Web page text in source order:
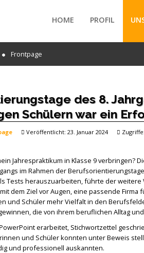
forte/vertex/responsive/
HOME PROFIL
Frontpage
des 8.
Schülern war ein
Veröffentlicht: 23. Januar 2024
Jahrespraktikum in Klasse 9 verbringen?
im Rahmen der
Tests herauszuarbeiten, führte der weitere
dem Ziel vor Augen, eine passende Firma
und Schüler mehr Vielfalt in den
die von ihrem beruflichen Alltag
erarbeitet, Stichwortzettel
und Schüler konnten unter Beweis
und professionell auskannten.